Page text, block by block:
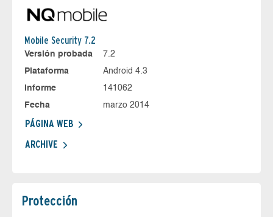
Mobile Security 7.2
Versión probada
7.2
Plataforma
Android 4.3
Informe
141062
Fecha
marzo 2014
PÁGINA WEB
ARCHIVE
Protección